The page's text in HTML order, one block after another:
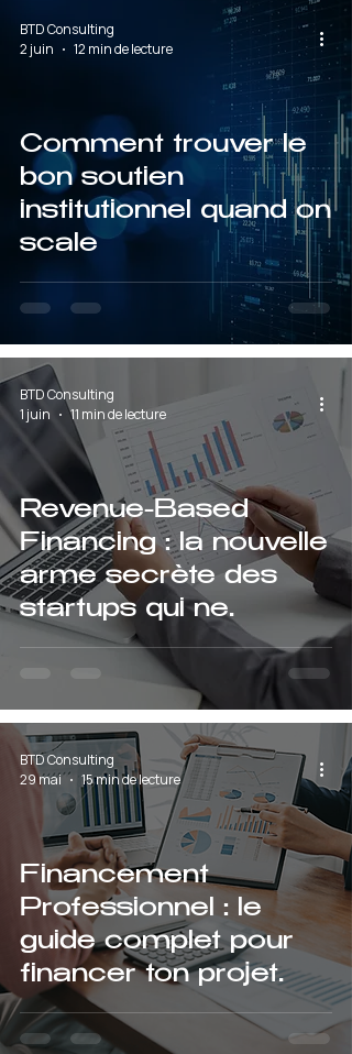
Comment trouver le
bon soutien
institutionnel quand on
scale
BTD Consulting
2 juin
12 min de lecture
Revenue-Based
Financing : la nouvelle
arme secrète des
startups qui ne
veulent pas diluer leur
BTD Consulting
1 juin
11 min de lecture
Financement
Professionnel : le
guide complet pour
financer ton projet
d'entreprise
BTD Consulting
29 mai
15 min de lecture